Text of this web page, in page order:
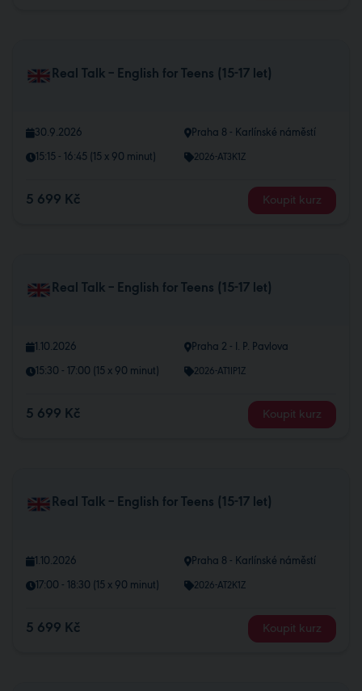
Real Talk – English for Teens (15-17 let)
30.9.2026 Praha 8 - Karlínské náměstí
15:15 - 16:45 (15 x 90 minut) 2026-AT3K1Z
5 699 Kč Koupit kurz
Real Talk – English for Teens (15-17 let)
1.10.2026 Praha 2 - I. P. Pavlova
15:30 - 17:00 (15 x 90 minut) 2026-AT1IP1Z
5 699 Kč Koupit kurz
Real Talk – English for Teens (15-17 let)
1.10.2026 Praha 8 - Karlínské náměstí
17:00 - 18:30 (15 x 90 minut) 2026-AT2K1Z
5 699 Kč Koupit kurz